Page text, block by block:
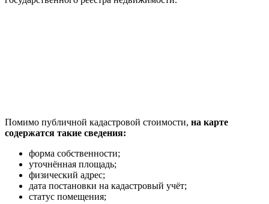
Помимо публичной кадастровой стоимости, на карте
содержатся такие сведения:
форма собственности;
уточнённая площадь;
физический адрес;
дата постановки на кадастровый учёт;
статус помещения;